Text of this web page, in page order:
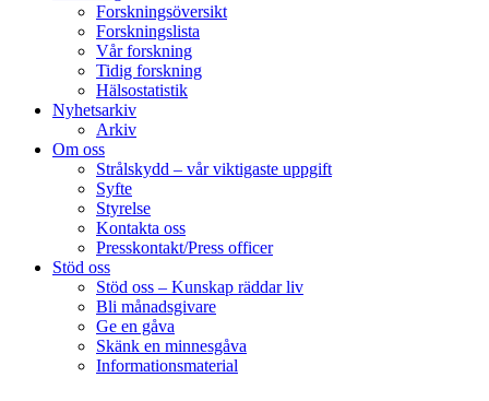
Forskningsöversikt
Forskningslista
Vår forskning
Tidig forskning
Hälsostatistik
Nyhetsarkiv
Arkiv
Om oss
Strålskydd – vår viktigaste uppgift
Syfte
Styrelse
Kontakta oss
Presskontakt/Press officer
Stöd oss
Stöd oss – Kunskap räddar liv
Bli månadsgivare
Ge en gåva
Skänk en minnesgåva
Informationsmaterial